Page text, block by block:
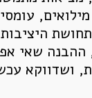
ההבנה שאי
ושדווקא